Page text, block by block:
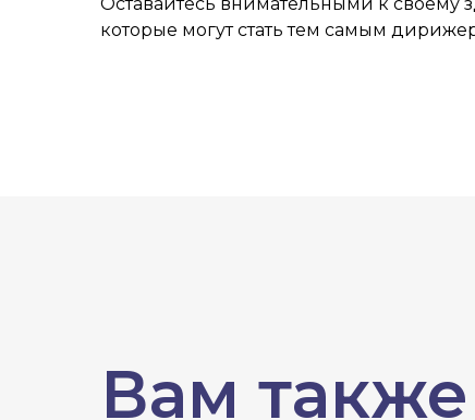
которые могут стать тем самым
Вам